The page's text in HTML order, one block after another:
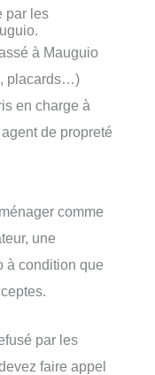
par les
à Mauguio
placards…)
en charge à
de propreté
comme
une
à condition que
par les
faire appel